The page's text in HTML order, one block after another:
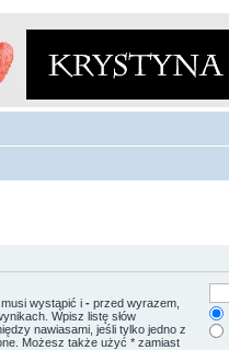
wystąpić i - przed wyrazem,
Wpisz listę słów
nawiasami, jeśli tylko jedno z
Możesz także użyć * zamiast